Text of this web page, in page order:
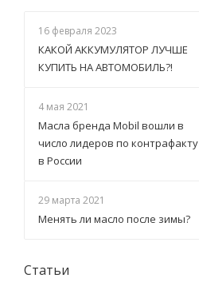
16 февраля 2023
КАКОЙ АККУМУЛЯТОР ЛУЧШЕ
КУПИТЬ НА АВТОМОБИЛЬ?!
4 мая 2021
Масла бренда Mobil вошли в
число лидеров по контрафакту
в России
29 марта 2021
Менять ли масло после зимы?
Статьи